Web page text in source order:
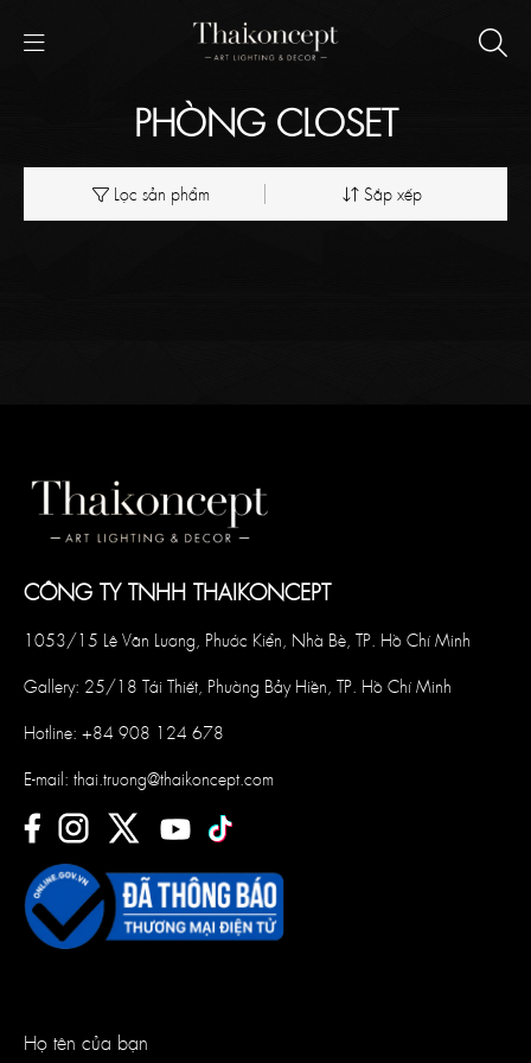
PHÒNG CLOSET
Lọc sản phẩm Sắp xếp
CÔNG TY TNHH THAIKONCEPT
1053/15 Lê Văn Lương, Phước Kiển, Nhà Bè, TP. Hồ Chí Minh
Gallery: 25/18 Tái Thiết, Phường Bảy Hiền, TP. Hồ Chí Minh
Hotline: +84 908 124 678
E-mail: thai.truong@thaikoncept.com